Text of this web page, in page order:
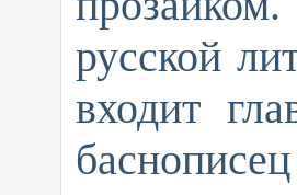
русской
входит